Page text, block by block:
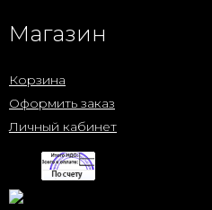
Магазин
Корзина
Оформить заказ
Личный кабинет